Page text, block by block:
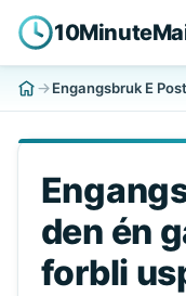
Engangsbruk E Post
den én
forbli